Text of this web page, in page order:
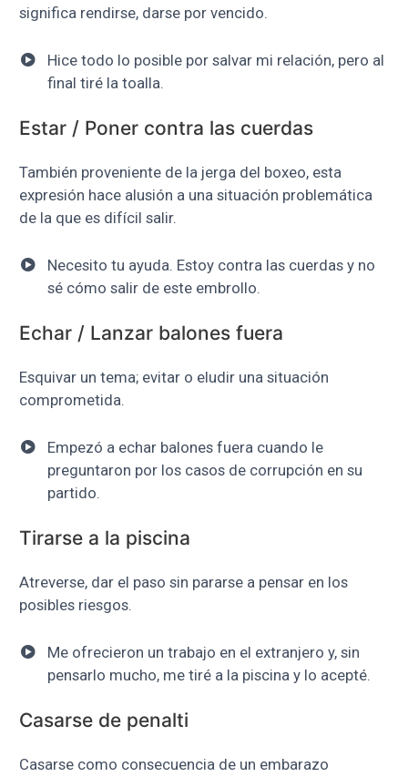
significa rendirse, darse por vencido.
Hice todo lo posible por salvar mi relación, pero al
final tiré la toalla.
Estar / Poner contra las cuerdas
También proveniente de la jerga del boxeo, esta
expresión hace alusión a una situación problemática
de la que es difícil salir.
Necesito tu ayuda. Estoy contra las cuerdas y no
sé cómo salir de este embrollo.
Echar / Lanzar balones fuera
Esquivar un tema; evitar o eludir una situación
comprometida.
Empezó a echar balones fuera cuando le
preguntaron por los casos de corrupción en su
partido.
Tirarse a la piscina
Atreverse, dar el paso sin pararse a pensar en los
posibles riesgos.
Me ofrecieron un trabajo en el extranjero y, sin
pensarlo mucho, me tiré a la piscina y lo acepté.
Casarse de penalti
Casarse como consecuencia de un embarazo